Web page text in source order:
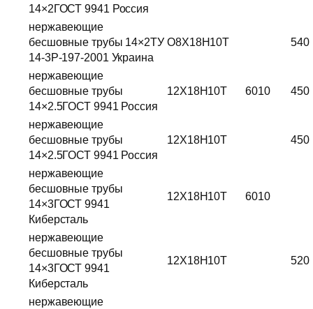
14×2ГОСТ 9941 Россия
нержавеющие
бесшовные трубы 14×2ТУ
14-3Р-197-2001 Украина
О8Х18Н10Т 540
нержавеющие
бесшовные трубы
14×2.5ГОСТ 9941 Россия
12Х18Н10Т 6010 450
нержавеющие
бесшовные трубы
14×2.5ГОСТ 9941 Россия
12Х18Н10Т 450
нержавеющие
бесшовные трубы
14×3ГОСТ 9941
Киберсталь
12Х18Н10Т 6010
нержавеющие
бесшовные трубы
14×3ГОСТ 9941
Киберсталь
12Х18Н10Т 520
нержавеющие